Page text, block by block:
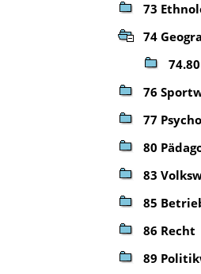
73
74
76
77
80
83
85
86 Recht
89